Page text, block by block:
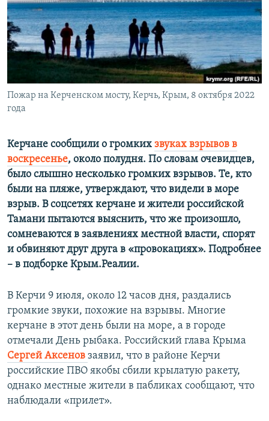
ELIFBE
УКРАИНСКАЯ ПРОБЛЕМА КРЫМА
Все сайты RFE/RL
Пожар на Керченском мосту, Керчь, Крым, 8 октября 2022
года
Керчане сообщили о громких звуках взрывов в
воскресенье, около полудня. По словам очевидцев,
было слышно несколько громких взрывов. Те, кто
были на пляже, утверждают, что видели в море
взрыв. В соцсетях керчане и жители российской
Тамани пытаются выяснить, что же произошло,
сомневаются в заявлениях местной власти, спорят
и обвиняют друг друга в «провокациях». Подробнее
– в подборке Крым.Реалии.
В Керчи 9 июля, около 12 часов дня, раздались
громкие звуки, похожие на взрывы. Многие
керчане в этот день были на море, а в городе
отмечали День рыбака. Российский глава Крыма
Сергей Аксенов заявил, что в районе Керчи
российские ПВО якобы сбили крылатую ракету,
однако местные жители в пабликах сообщают, что
наблюдали «прилет».